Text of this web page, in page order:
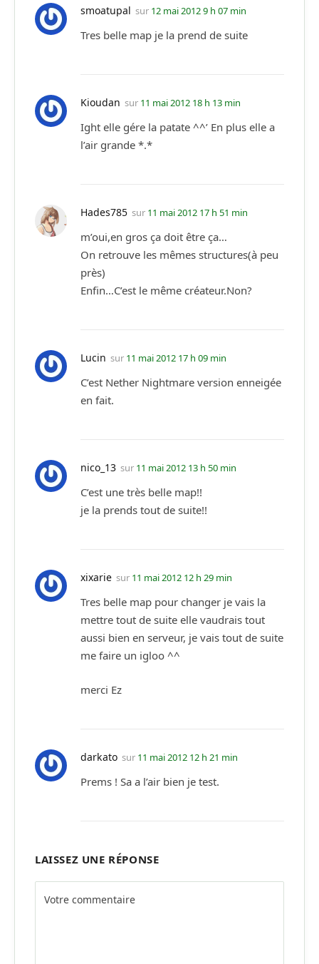
smoatupal sur 12 mai 2012 9 h 07 min
Tres belle map je la prend de suite
Kioudan sur 11 mai 2012 18 h 13 min
Ight elle gére la patate ^^’ En plus elle a
l’air grande *.*
Hades785 sur 11 mai 2012 17 h 51 min
m’oui,en gros ça doit être ça…
On retrouve les mêmes structures(à peu
près)
Enfin…C’est le même créateur.Non?
Lucin sur 11 mai 2012 17 h 09 min
C’est Nether Nightmare version enneigée
en fait.
nico_13 sur 11 mai 2012 13 h 50 min
C’est une très belle map!!
je la prends tout de suite!!
xixarie sur 11 mai 2012 12 h 29 min
Tres belle map pour changer je vais la
mettre tout de suite elle vaudrais tout
aussi bien en serveur, je vais tout de suite
me faire un igloo ^^
merci Ez
darkato sur 11 mai 2012 12 h 21 min
Prems ! Sa a l’air bien je test.
LAISSEZ UNE RÉPONSE